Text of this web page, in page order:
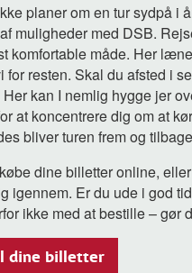
planer om en tur sydpå i
muligheder med DSB.
komfortable måde. Her
for resten. Skal du afsted i
Her kan I nemlig hygge jer
at koncentrere dig om at
bliver turen frem og
dine billetter online,
igennem. Er du ude i god
ikke med at bestille – gør
dine billetter